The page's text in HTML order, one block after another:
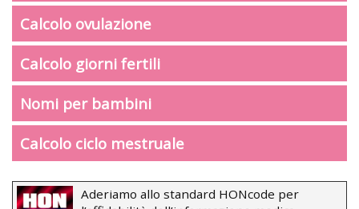
Calcolo ovulazione
Calcolo giorni fertili
Nomi per bambini
Calcolo ciclo mestruale
Aderiamo allo standard HONcode per